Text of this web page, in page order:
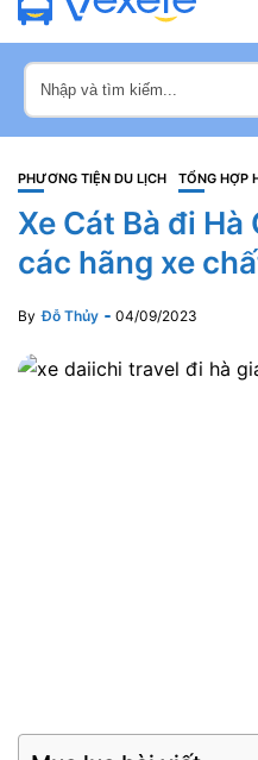
PHƯƠNG TIỆN DU LỊCH TỔNG HỢP
Xe Cát Bà đi
các hãng xe
By Đỗ Thủy 04/09/2023